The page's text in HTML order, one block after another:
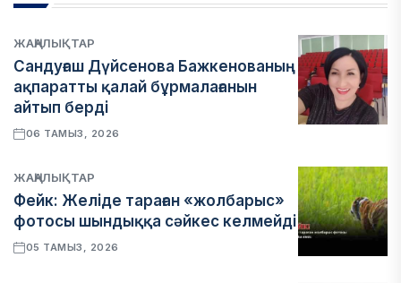
ЖАҢАЛЫҚТАР
Сандуғаш Дүйсенова Бажкенованың
ақпаратты қалай бұрмалағанын
айтып берді
06 ТАМЫЗ, 2026
ЖАҢАЛЫҚТАР
Фейк: Желіде тараған «жолбарыс»
фотосы шындыққа сәйкес келмейді
05 ТАМЫЗ, 2026